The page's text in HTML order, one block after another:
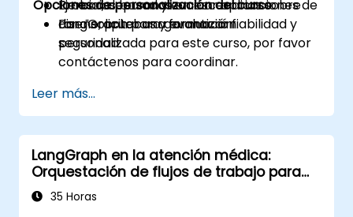
Probar, depurar y evaluar aplicaciones de
LangGraph para garantizar fiabilidad y
seguridad.
Ejercicios basados en escenarios sobre
diseño, pruebas y evaluación.
Opciones de personalización del curso
Para solicitar una formación
personalizada para este curso, por favor
contáctenos para coordinar.
Leer más...
LangGraph en la atención médica:
Orquestación de flujos de trabajo para
entornos regulados
35 Horas